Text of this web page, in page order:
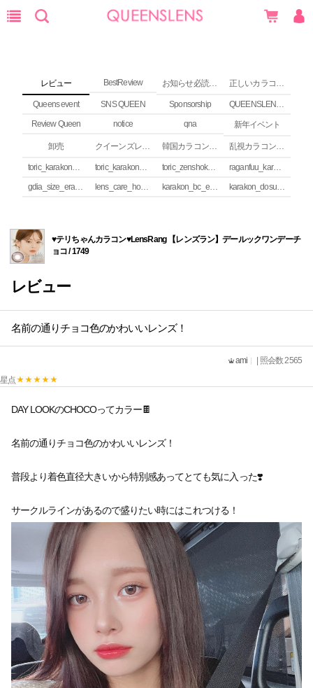
レビュー BestReview お知らせ必読 (NEWS) 正しいカラコンの使い方
Queens event SNS QUEEN Sponsorship
QUEENSLENS Affiliate Program
Review Queen
notice qna 新年イベント
卸売 クイーンズレンズ カラコンコラム 韓国カラコンguide 乱視カラコンの安全性
toric_karakon_takai_riyuu toric_karakon_real_review toric_zenshoku_review
raganfuu_karakon_erabikata
gdia_size_erabikata
lens_care_houhou karakon_bc_erabikata karakon_dosuu_erabikata
♥テリちゃんカラコン♥LensRang 【レンズラン】デールックワンデーチ
ョコ / 1749
レビュー
名前の通りチョコ色のかわいいレンズ！
ami
| 照会数 2565
星点
DAY LOOKのCHOCOってカラー🍫
名前の通りチョコ色のかわいいレンズ！
普段より着色直径大きいから特別感あってとても気に入った❣️
サークルラインがあるので盛りたい時にはこれつける！